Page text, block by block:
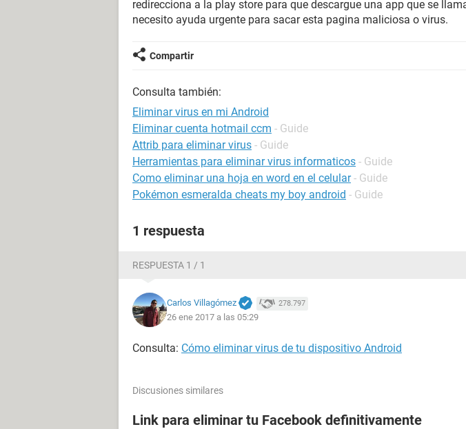
redirecciona a la play store para que descargue una app que se
necesito ayuda urgente para sacar esta pagina maliciosa o virus.
Compartir
Consulta también:
Eliminar virus en mi Android
Eliminar cuenta hotmail ccm - Guide
Attrib para eliminar virus - Guide
Herramientas para eliminar virus informaticos - Guide
Como eliminar una hoja en word en el celular - Guide
Pokémon esmeralda cheats my boy android - Guide
1 respuesta
RESPUESTA 1 / 1
Carlos Villagómez 278.797
26 ene 2017 a las 05:29
Consulta: Cómo eliminar virus de tu dispositivo Android
Discusiones similares
Link para eliminar tu Facebook definitivamente